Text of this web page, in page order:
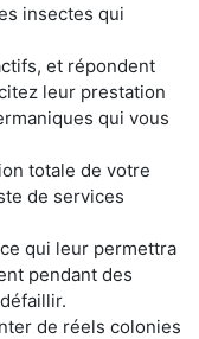
insectes qui
et répondent
leur prestation
qui vous
totale de votre
de services
qui leur permettra
pendant des
de réels colonies